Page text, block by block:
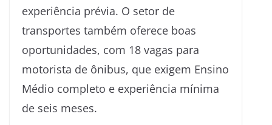
experiência prévia. O setor de
transportes também oferece boas
oportunidades, com 18 vagas para
motorista de ônibus, que exigem Ensino
Médio completo e experiência mínima
de seis meses.